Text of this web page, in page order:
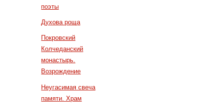
поэты
Духова роща
Покровский
Колчеданский
монастырь.
Возрождение
Неугасимая свеча
памяти. Храм